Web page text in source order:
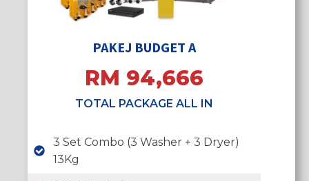
PAKEJ BUDGET A
RM 94,666
TOTAL PACKAGE ALL IN
3 Set Combo (3 Washer + 3 Dryer)
13Kg